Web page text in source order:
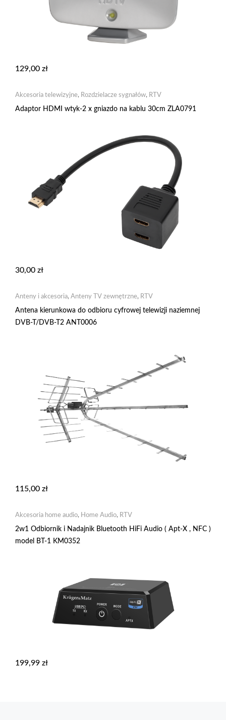
129,00 zł
Akcesoria telewizyjne, Rozdzielacze sygnałów, RTV
Adaptor HDMI wtyk-2 x gniazdo na kablu 30cm ZLA0791
30,00 zł
Anteny i akcesoria, Anteny TV zewnętrzne, RTV
Antena kierunkowa do odbioru cyfrowej telewizji naziemnej
DVB-T/DVB-T2 ANT0006
115,00 zł
Akcesoria home audio, Home Audio, RTV
2w1 Odbiornik i Nadajnik Bluetooth HiFi Audio ( Apt-X , NFC )
model BT-1 KM0352
199,99 zł